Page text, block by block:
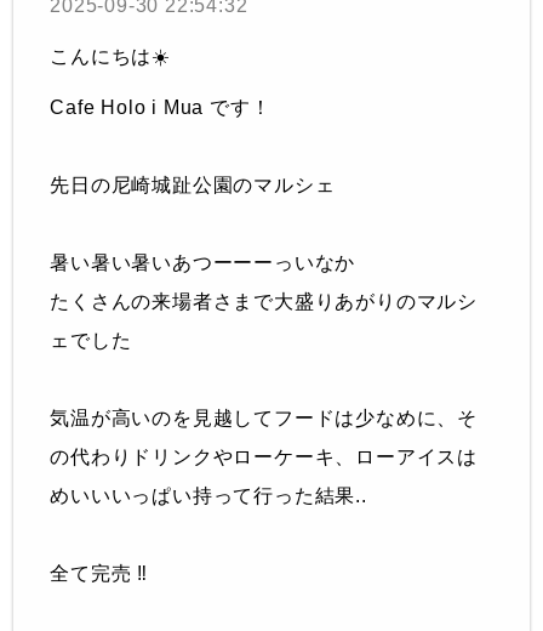
2025-09-30 22:54:32
こんにちは☀️
Cafe Holo i Mua です！
先日の尼崎城趾公園のマルシェ
暑い暑い暑いあつーーーっいなか
たくさんの来場者さまで大盛りあがりのマルシ
ェでした
気温が高いのを見越してフードは少なめに、そ
の代わりドリンクやローケーキ、ローアイスは
めいいいっぱい持って行った結果..
全て完売 ‼︎